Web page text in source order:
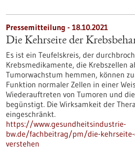
Pressemitteilung - 18.10.2021
Die Kehrseite der
Es ist ein Teufelskreis, der
Krebsmedikamente, die Krebszellen
Tumorwachstum hemmen, können
Funktion normaler Zellen in einer
Wiederauftreten von Tumoren und
begünstigt. Die Wirksamkeit der
eingeschränkt.
https://www.gesundheitsindustrie-
bw.de/fachbeitrag/pm/die-
verstehen